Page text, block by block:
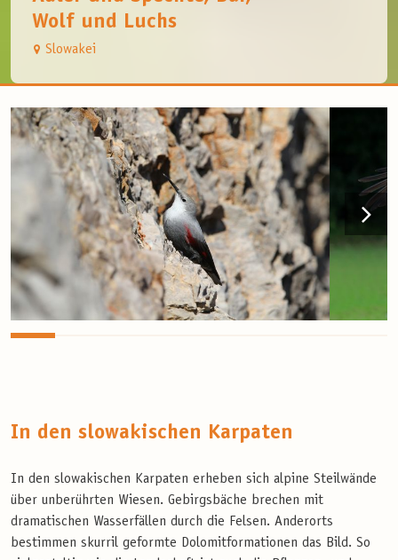
Wolf und Luchs
Slowakei
In den slowakischen Karpaten
In den slowakischen Karpaten erheben sich alpine Steilwände
über unberührten Wiesen. Gebirgsbäche brechen mit
dramatischen Wasserfällen durch die Felsen. Anderorts
bestimmen skurril geformte Dolomitformationen das Bild. So